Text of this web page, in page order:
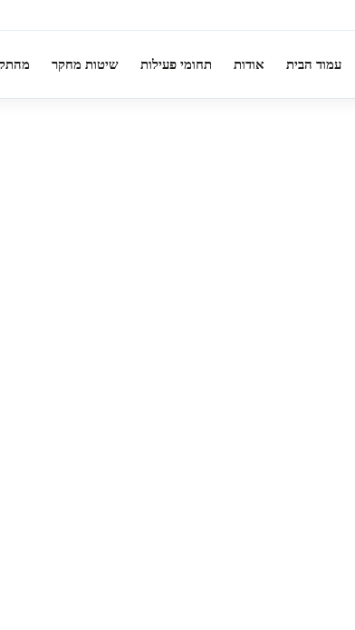
עמוד הבית אודות תחומי פעילות שיטות מחקר